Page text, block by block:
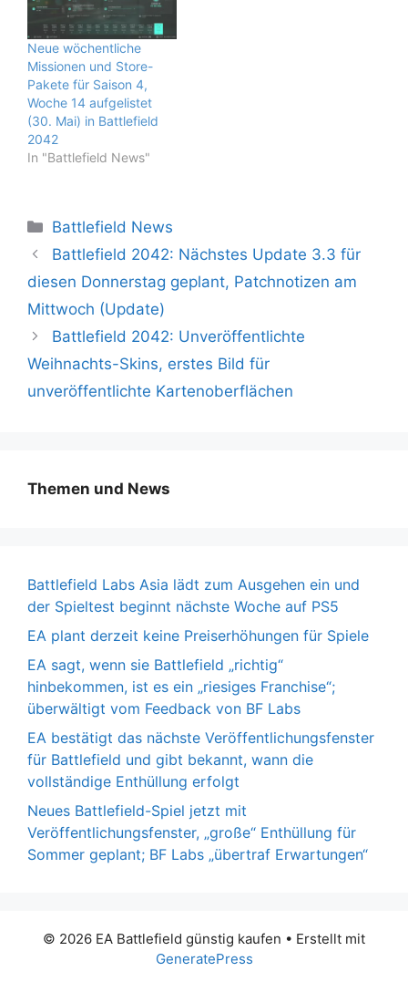
Neue wöchentliche
Missionen und Store-
Pakete für Saison 4,
Woche 14 aufgelistet
(30. Mai) in Battlefield
2042
In "Battlefield News"
Kategorien
Battlefield News
Battlefield 2042: Nächstes Update 3.3 für
diesen Donnerstag geplant, Patchnotizen am
Mittwoch (Update)
Battlefield 2042: Unveröffentlichte
Weihnachts-Skins, erstes Bild für
unveröffentlichte Kartenoberflächen
Themen und News
Battlefield Labs Asia lädt zum Ausgehen ein und
der Spieltest beginnt nächste Woche auf PS5
EA plant derzeit keine Preiserhöhungen für Spiele
EA sagt, wenn sie Battlefield „richtig“
hinbekommen, ist es ein „riesiges Franchise“;
überwältigt vom Feedback von BF Labs
EA bestätigt das nächste Veröffentlichungsfenster
für Battlefield und gibt bekannt, wann die
vollständige Enthüllung erfolgt
Neues Battlefield-Spiel jetzt mit
Veröffentlichungsfenster, „große“ Enthüllung für
Sommer geplant; BF Labs „übertraf Erwartungen“
© 2026 EA Battlefield günstig kaufen • Erstellt mit
GeneratePress